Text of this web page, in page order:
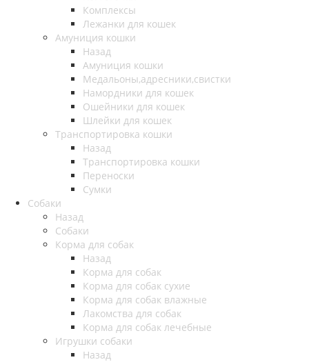
Комплексы
Лежанки для кошек
Амуниция кошки
Назад
Амуниция кошки
Медальоны,адресники,свистки
Намордники для кошек
Ошейники для кошек
Шлейки для кошек
Транспортировка кошки
Назад
Транспортировка кошки
Переноски
Сумки
Собаки
Назад
Собаки
Корма для собак
Назад
Корма для собак
Корма для собак сухие
Корма для собак влажные
Лакомства для собак
Корма для собак лечебные
Игрушки собаки
Назад